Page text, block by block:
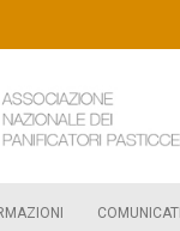
COMUNICATI